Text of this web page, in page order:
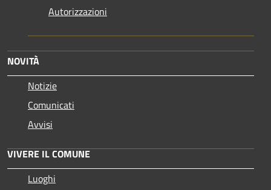
Autorizzazioni
NOVITÀ
Notizie
Comunicati
Avvisi
VIVERE IL COMUNE
Luoghi